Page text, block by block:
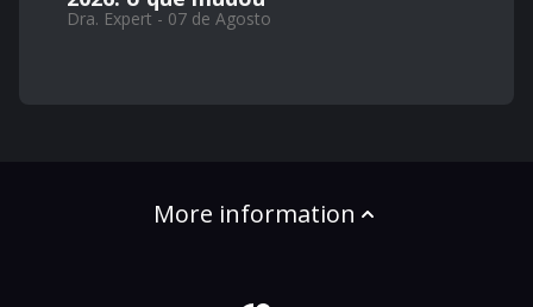
Dra. Expert - 07 de Agosto
More information